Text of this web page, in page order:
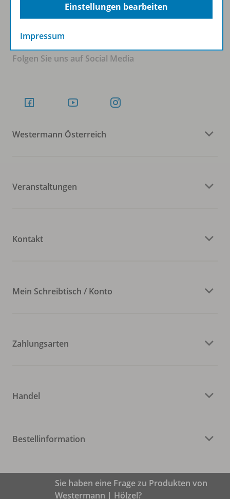
Zum Newsletter anmelden
Folgen Sie uns auf Social Media
Westermann Österreich
Veranstaltungen
Kontakt
Mein Schreibtisch / Konto
Zahlungsarten
Handel
Bestellinformation
Sie haben eine Frage zu Produkten von
Westermann | Hölzel?
Einstellungen bearbeiten
Impressum